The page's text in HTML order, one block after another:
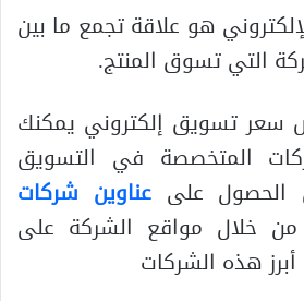
هو علاقة تجمع ما بين
التي تسوق المنتج.
سعر تسويق إلكتروني يمكنك
المتخصصة في التسويق
الحصول على عناوين شركات
من خلال مواقع الشركة على
هذه الشركات